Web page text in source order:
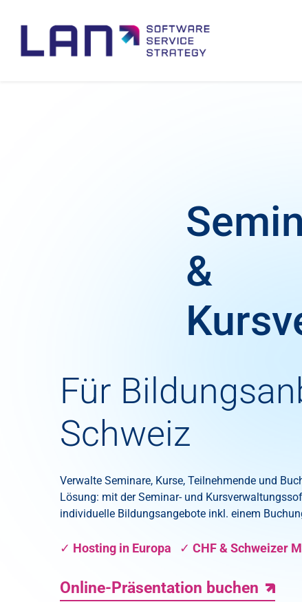
&
Für
Schweiz
Verwalte Seminare, Kurse, Teilnehmende und
Lösung: mit der Seminar- und
individuelle Bildungsangebote inkl. einem
✓ Hosting in Europa ✓ CHF & Schweizer
Online-Präsentation buchen